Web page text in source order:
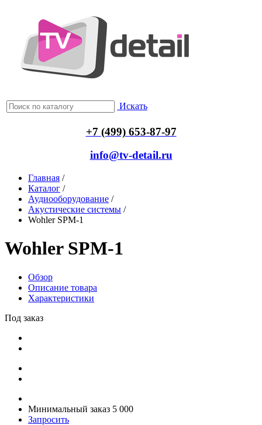
Искать
+7 (499) 653-87-97
info@tv-detail.ru
Главная /
Каталог /
Аудиооборудование /
Акустические системы /
Wohler SPM-1
Wohler SPM-1
Обзор
Описание товара
Характеристики
Под заказ
Минимальный заказ 5 000
Запросить